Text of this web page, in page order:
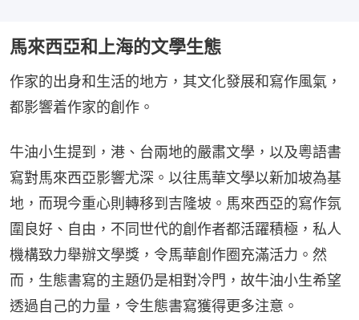
馬來西亞和上海的文學生態
作家的出身和生活的地方，其文化發展和寫作風氣，
都影響着作家的創作。
牛油小生提到，港、台兩地的嚴肅文學，以及粵語書
寫對馬來西亞影響尤深。以往馬華文學以新加坡為基
地，而現今重心則轉移到吉隆坡。馬來西亞的寫作氛
圍良好、自由，不同世代的創作者都活躍積極，私人
機構致力舉辦文學獎，令馬華創作圈充滿活力。然
而，生態書寫的主題仍是相對冷門，故牛油小生希望
透過自己的力量，令生態書寫獲得更多注意。